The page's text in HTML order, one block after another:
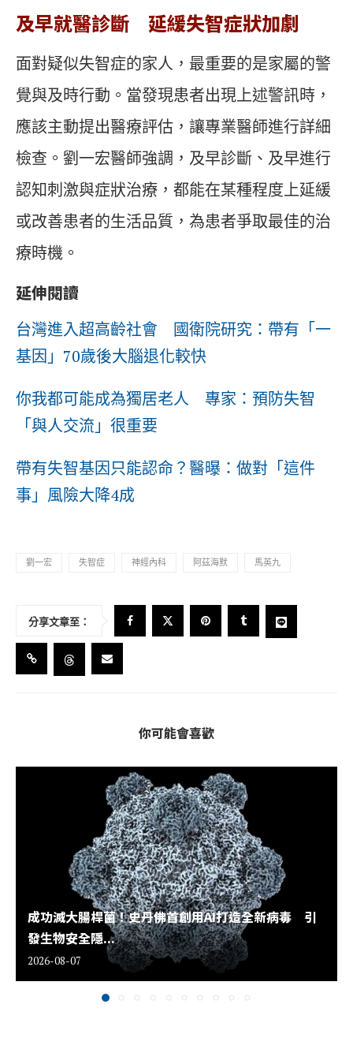
及早就醫診斷 延緩失智症狀加劇
面對疑似失智症的家人，最重要的是家屬的警
覺與及時行動。當發現患者出現上述警訊時，
應該主動提出醫療評估，讓專業醫師進行詳細
檢查。劉一宏醫師強調，及早診斷、及早進行
認知刺激與症狀治療，都能在某種程度上延緩
或改善患者的生活品質，為患者爭取最佳的治
療時機。
延伸閱讀
台灣進入超高齡社會 國衛院研究：帶有「一
基因」70歲後大腦退化較快
你我都可能成為獨居老人 專家：預防失智
「與人交流」很重要
帶有失智基因只能認命？醫曝：做對「這件
事」風險大降4成
劉一宏 失智症 神經內科 阿茲海默 馬英九
分享文章至：
你可能會喜歡
成功滅大腸桿菌！史丹佛首創用AI打造全新病毒 引
發生物安全隱...
2026-08-07